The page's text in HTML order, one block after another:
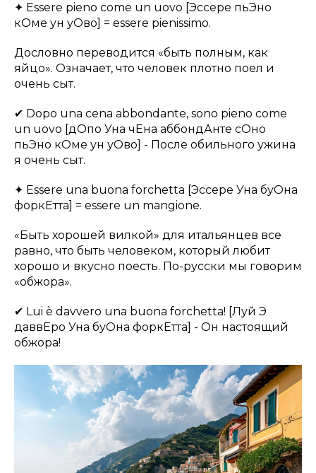
✦ Essere pieno come un uovo [Эссере пьЭно
кОме ун уОво] = essere pienissimo.
Дословно переводится «быть полным, как
яйцо». Означает, что человек плотно поел и
очень сыт.
✔ Dopo una cena abbondante, sono pieno come
un uovo [дОпо Уна чЕна аббондАнте сОно
пьЭно кОме ун уОво] - После обильного ужина
я очень сыт.
✦ Essere una buona forchetta [Эссере Уна буОна
форкЕтта] = essere un mangione.
«Быть хорошей вилкой» для итальянцев все
равно, что быть человеком, который любит
хорошо и вкусно поесть. По-русски мы говорим
«обжора».
✔ Lui è davvero una buona forchetta! [Луй Э
даввЕро Уна буОна форкЕтта] - Он настоящий
обжора!